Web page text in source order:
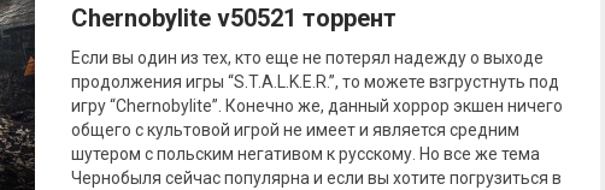
Chernobylite v50521 торрент
Если вы один из тех, кто еще не потерял надежду о выходе
продолжения игры “S.T.A.L.K.E.R.”, то можете взгрустнуть под
игру “Chernobylite”. Конечно же, данный хоррор экшен ничего
общего с культовой игрой не имеет и является средним
шутером с польским негативом к русскому. Но все же тема
Чернобыля сейчас популярна и если вы хотите погрузиться в